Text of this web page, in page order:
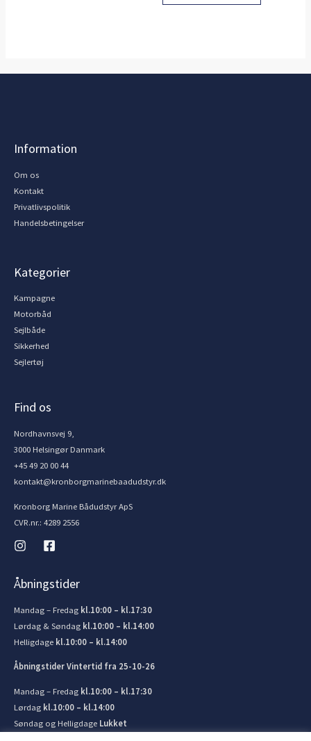
Information
Om os
Kontakt
Privatlivspolitik
Handelsbetingelser
Kategorier
Kampagne
Motorbåd
Sejlbåde
Sikkerhed
Sejlertøj
Find os
Nordhavnsvej 9,
3000 Helsingør Danmark
+45 49 20 00 44
kontakt@kronborgmarinebaadudstyr.dk
Kronborg Marine Bådudstyr ApS
CVR.nr.: 4289 2556
Åbningstider
Mandag – Fredag kl.10:00 – kl.17:30
Lørdag & Søndag kl.10:00 – kl.14:00
Helligdage kl.10:00 – kl.14:00
Åbningstider Vintertid fra 25-10-26
Mandag – Fredag kl.10:00 – kl.17:30
Lørdag kl.10:00 – kl.14:00
Søndag og Helligdage Lukket